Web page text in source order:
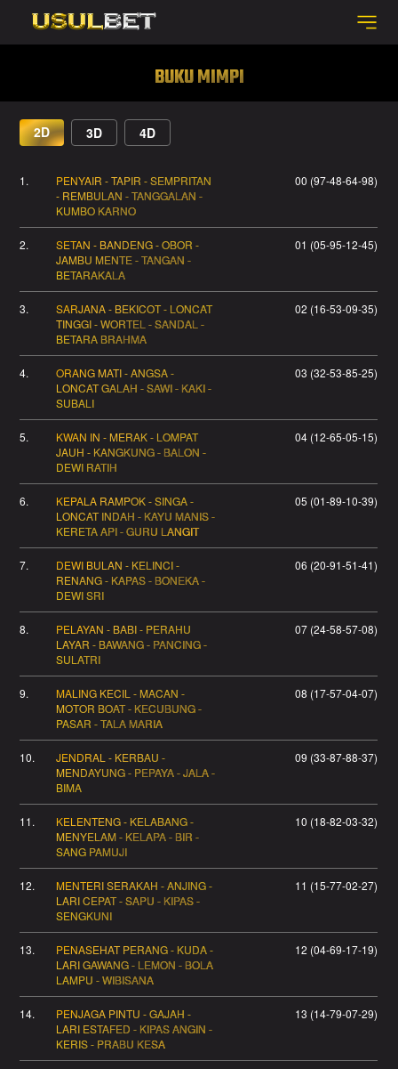
BUKU MIMPI
2D 3D 4D
1.
PENYAIR - TAPIR - SEMPRITAN
- REMBULAN - TANGGALAN -
KUMBO KARNO
00 (97-48-64-98)
2.
SETAN - BANDENG - OBOR -
JAMBU MENTE - TANGAN -
BETARAKALA
01 (05-95-12-45)
3.
SARJANA - BEKICOT - LONCAT
TINGGI - WORTEL - SANDAL -
BETARA BRAHMA
02 (16-53-09-35)
4.
ORANG MATI - ANGSA -
LONCAT GALAH - SAWI - KAKI -
SUBALI
03 (32-53-85-25)
5.
KWAN IN - MERAK - LOMPAT
JAUH - KANGKUNG - BALON -
DEWI RATIH
04 (12-65-05-15)
6.
KEPALA RAMPOK - SINGA -
LONCAT INDAH - KAYU MANIS -
KERETA API - GURU LANGIT
05 (01-89-10-39)
7.
DEWI BULAN - KELINCI -
RENANG - KAPAS - BONEKA -
DEWI SRI
06 (20-91-51-41)
8.
PELAYAN - BABI - PERAHU
LAYAR - BAWANG - PANCING -
SULATRI
07 (24-58-57-08)
9.
MALING KECIL - MACAN -
MOTOR BOAT - KECUBUNG -
PASAR - TALA MARIA
08 (17-57-04-07)
10.
JENDRAL - KERBAU -
MENDAYUNG - PEPAYA - JALA -
BIMA
09 (33-87-88-37)
11.
KELENTENG - KELABANG -
MENYELAM - KELAPA - BIR -
SANG PAMUJI
10 (18-82-03-32)
12.
MENTERI SERAKAH - ANJING -
LARI CEPAT - SAPU - KIPAS -
SENGKUNI
11 (15-77-02-27)
13.
PENASEHAT PERANG - KUDA -
LARI GAWANG - LEMON - BOLA
LAMPU - WIBISANA
12 (04-69-17-19)
14.
PENJAGA PINTU - GAJAH -
LARI ESTAFED - KIPAS ANGIN -
KERIS - PRABU KESA
13 (14-79-07-29)